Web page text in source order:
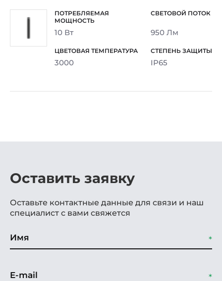
10 Вт 950 Лм
3000 IP65
Оставить заявку
Оставьте контактные данные для связи и наш
специалист с вами свяжется